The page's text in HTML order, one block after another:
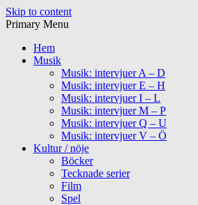
Skip to content
Primary Menu
Hem
Musik
Musik: intervjuer A – D
Musik: intervjuer E – H
Musik: intervjuer I – L
Musik: intervjuer M – P
Musik: intervjuer Q – U
Musik: intervjuer V – Ö
Kultur / nöje
Böcker
Tecknade serier
Film
Spel